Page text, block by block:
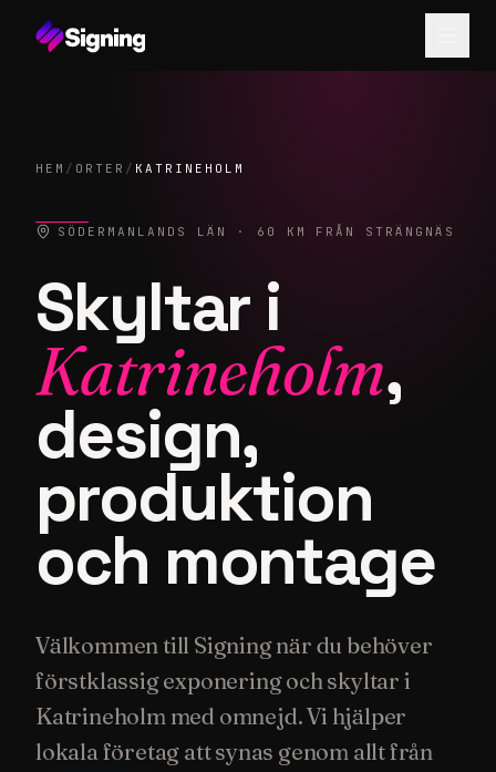
HEM / ORTER / KATRINEHOLM
SÖDERMANLANDS LÄN · 60 KM FRÅN STRÄNGNÄS
Skyltar i
Katrineholm,
design,
produktion
och montage
Välkommen till Signing när du behöver
förstklassig exponering och skyltar i
Katrineholm med omnejd. Vi hjälper
lokala företag att synas genom allt från